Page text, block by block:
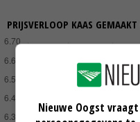
PRIJSVERLOOP KAAS
Nieuwe Oogst